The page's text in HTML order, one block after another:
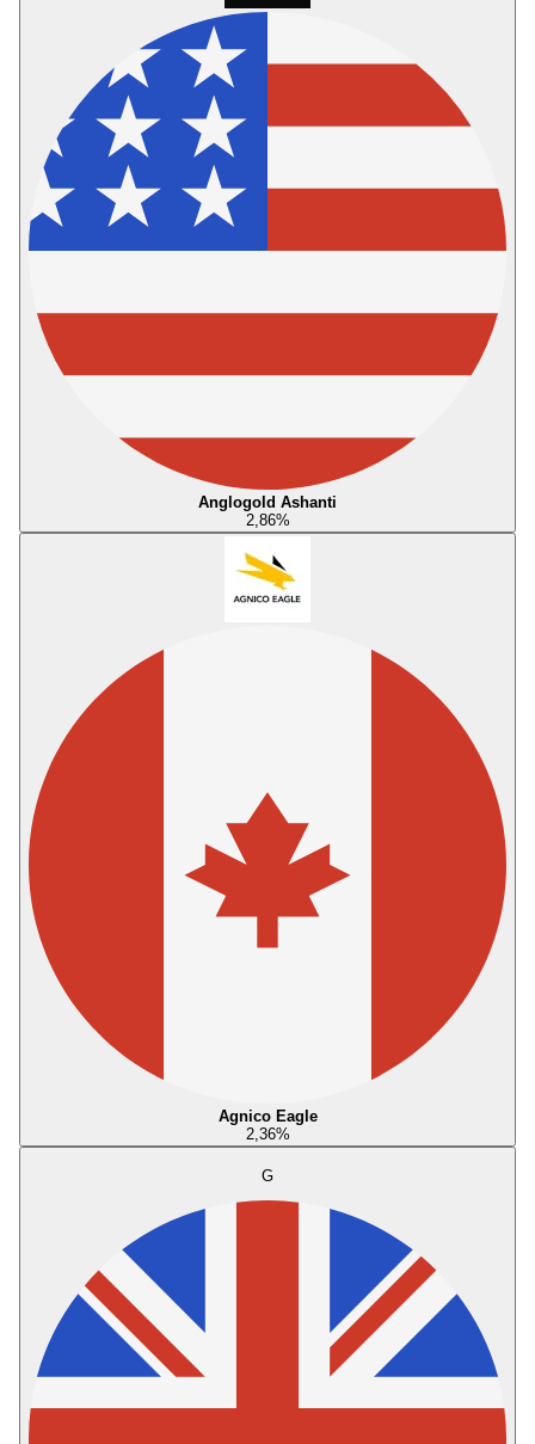
Anglogold Ashanti
2,86%
Agnico Eagle
2,36%
G